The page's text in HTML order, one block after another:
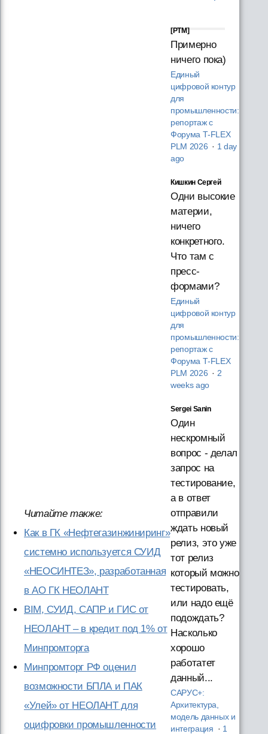
Читайте также:
Как в ГК «Нефтегазинжиниринг»
системно используется СУИД
«НЕОСИНТЕЗ», разработанная
в АО ГК НЕОЛАНТ
BIM, СУИД, САПР и ГИС от
НЕОЛАНТ – в кредит под 1% от
Минпромторга
Минпромторг РФ оценил
возможности БПЛА и ПАК
«Улей» от НЕОЛАНТ для
оцифровки промышленности
[PTM]
Примерно
ничего пока)
Единый
цифровой контур
для
промышленности:
репортаж с
Форума T‑FLEX
PLM 2026 · 1 day
ago
Кишкин Сергей
Одни высокие
материи,
ничего
конкретного.
Что там с
пресс-
формами?
Единый
цифровой контур
для
промышленности:
репортаж с
Форума T‑FLEX
PLM 2026 · 2
weeks ago
Sergei Sanin
Один
нескромный
вопрос - делал
запрос на
тестирование,
а в ответ
отправили
ждать новый
релиз, это уже
тот релиз
который можно
тестировать,
или надо ещё
подождать?
Насколько
хорошо
работатет
данный...
САРУС+:
Архитектура,
модель данных и
интеграция · 1